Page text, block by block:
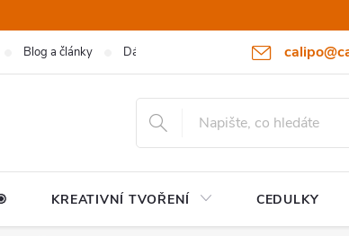
Blog a články Dárkové poukazy Hodnocení obchodu
KREATIVNÍ TVOŘENÍ CEDULKY